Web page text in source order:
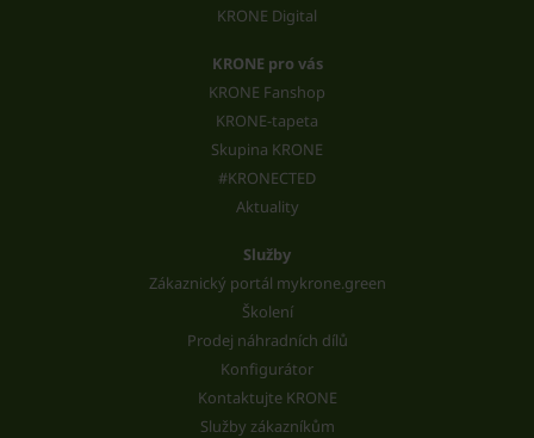
KRONE Digital
KRONE pro vás
KRONE Fanshop
KRONE-tapeta
Skupina KRONE
#KRONECTED
Aktuality
Služby
Zákaznický portál mykrone.green
Školení
Prodej náhradních dílů
Konfigurátor
Kontaktujte KRONE
Služby zákazníkům